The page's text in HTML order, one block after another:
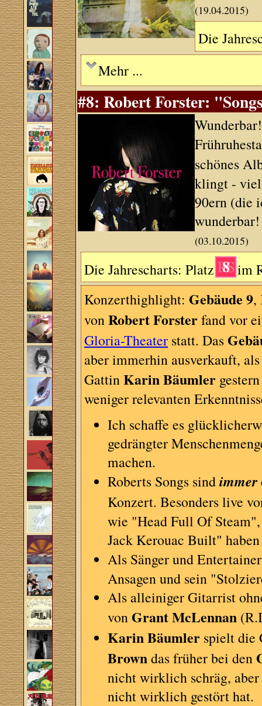
(19.04.2015)
Die
Mehr ...
#8: Robert Forster:
schönes
klingt - viel
90ern (die
wunderbar!
(03.10.2015)
Die Jahrescharts: Platz 8 im
Konzerthighlight: Gebäude 9,
vonRobert Forsterfand vor
Gloria-Theater statt. Das
aber immerhin ausverkauft,
GattinKarin Bäumler
weniger relevanten
Ich schaffe es
gedrängter
machen.
Roberts Songs sindimmer
Konzert. Besonders live
wie "Head Full Of
Jack Kerouac Built"
Als Sänger und
Ansagen und sein
Als alleiniger Gitarrist
von Grant McLennan
Karin Bäumler spielt die
Browndas früher bei den
nicht wirklich schräg,
nicht wirklich gestört hat.